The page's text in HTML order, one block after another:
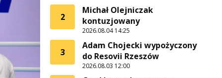
2
Michał Olejniczak
kontuzjowany
2026.08.04 14:25
3
Adam Chojecki wypożyczony
do Resovii Rzeszów
2026.08.03 12:00